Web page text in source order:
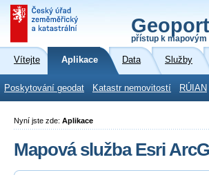
přístup k
Vítejte Aplikace Data Služby
Poskytování geodat Katastr nemovitostí RÚIAN
Nyní jste zde: Aplikace
Mapová služba Esri